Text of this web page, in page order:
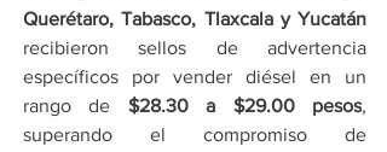
Querétaro, Tabasco, Tlaxcala y Yucatán
recibieron sellos de advertencia
específicos por vender diésel en un
rango de $28.30 a $29.00 pesos,
superando el compromiso de